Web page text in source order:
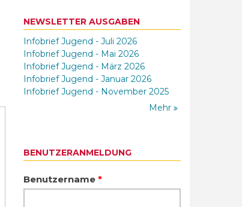
NEWSLETTER AUSGABEN
Infobrief Jugend - Juli 2026
Infobrief Jugend - Mai 2026
Infobrief Jugend - März 2026
Infobrief Jugend - Januar 2026
Infobrief Jugend - November 2025
Mehr
BENUTZERANMELDUNG
Benutzername *